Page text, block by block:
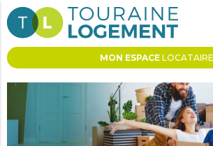
MON ESPACE LOCATAIRE